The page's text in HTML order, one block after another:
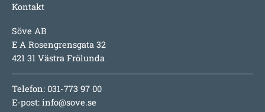
Kontakt
Söve AB
E A Rosengrensgata 32
421 31 Västra Frölunda
Telefon: 031-773 97 00
E-post: info@sove.se